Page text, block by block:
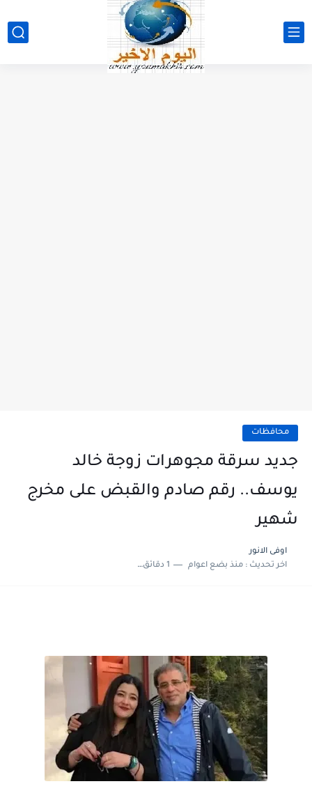
محافظات
جديد سرقة مجوهرات زوجة خالد
يوسف.. رقم صادم والقبض على مخرج
شهير
اوفى الانور
اخر تحديث :منذ بضع اعوام 1 دقائق للقراءة